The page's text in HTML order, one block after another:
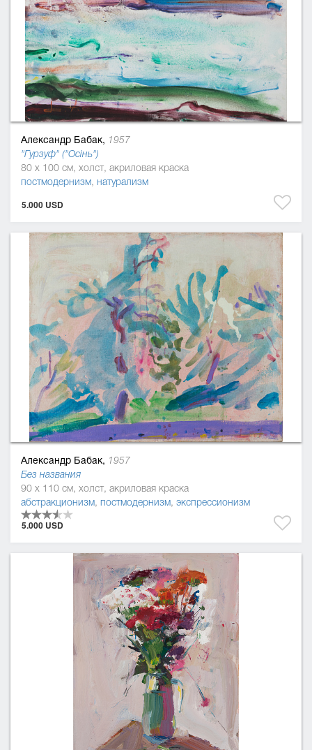
Александр Бабак, 1957
"Гурзуф" ("Осінь")
80 x 100 см, холст, акриловая краска
постмодернизм, натурализм
5.000 USD
Александр Бабак, 1957
Без названия
90 x 110 см, холст, акриловая краска
абстракционизм, постмодернизм, экспрессионизм
5.000 USD